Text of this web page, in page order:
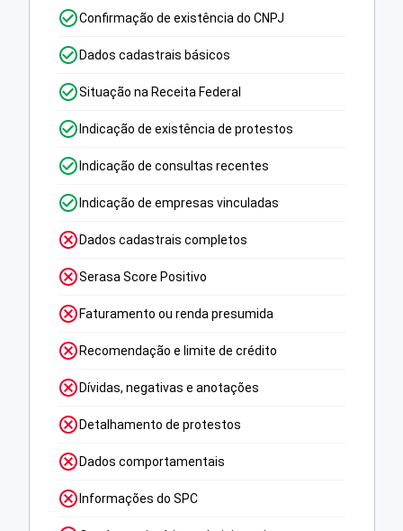
Confirmação de existência do CNPJ
Dados cadastrais básicos
Situação na Receita Federal
Indicação de existência de protestos
Indicação de consultas recentes
Indicação de empresas vinculadas
Dados cadastrais completos
Serasa Score Positivo
Faturamento ou renda presumida
Recomendação e limite de crédito
Dívidas, negativas e anotações
Detalhamento de protestos
Dados comportamentais
Informações do SPC